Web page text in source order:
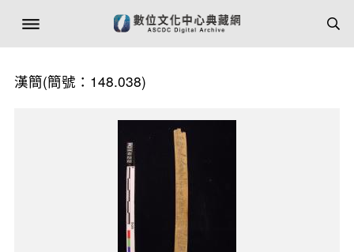
漢簡(簡號：148.038)